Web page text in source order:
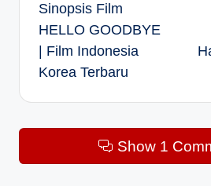
navigation
Sinopsis Film
HELLO GOODBYE
| Film Indonesia
Korea Terbaru
Show 1